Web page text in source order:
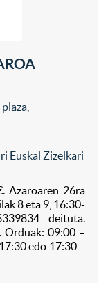
Euskal Zizelkari
Azaroaren 26ra
8 eta 9, 16:30-
deituta.
Orduak: 09:00 –
edo 17:30 –